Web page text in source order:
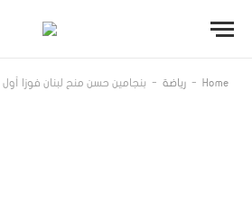
Home
- رياضة - بنجامين حسن منح لبنان فوزا